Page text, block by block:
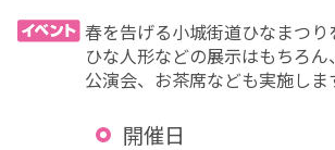
春を告げる小城街道ひなまつり
ひな人形などの展示はもちろ
公演会、お茶席なども実施しま
開催日